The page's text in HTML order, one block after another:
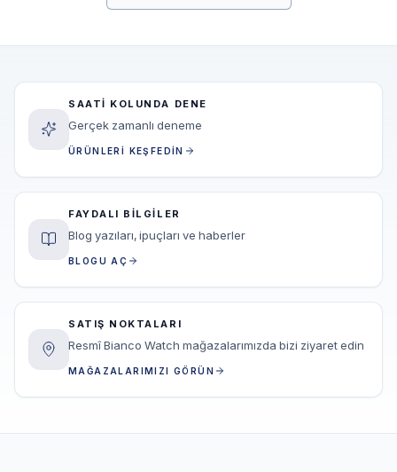
SAATI KOLUNDA DENE
Gerçek zamanlı deneme
ÜRÜNLERI KEŞFEDIN
FAYDALI BILGILER
Blog yazıları, ipuçları ve haberler
BLOGU AÇ
SATIŞ NOKTALARI
Resmî Bianco Watch mağazalarımızda bizi ziyaret edin
MAĞAZALARIMIZI GÖRÜN